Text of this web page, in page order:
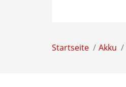
Startseite Akku